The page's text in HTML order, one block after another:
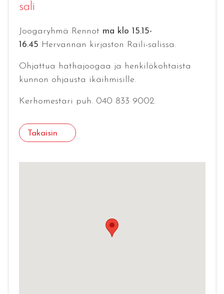
sali
Joogaryhmä Rennot ma klo 15.15-
16.45 Hervannan kirjaston Raili-salissa.
Ohjattua hathajoogaa ja henkilökohtaista
kunnon ohjausta ikäihmisille.
Kerhomestari puh. 040 833 9002.
Takaisin